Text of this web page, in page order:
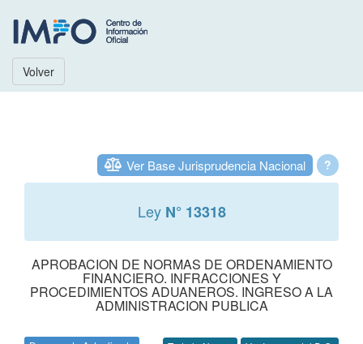
Volver
?
Ver Base Jurisprudencia Nacional
Ley N° 13318
APROBACION DE NORMAS DE ORDENAMIENTO
FINANCIERO. INFRACCIONES Y
PROCEDIMIENTOS ADUANEROS. INGRESO A LA
ADMINISTRACION PUBLICA